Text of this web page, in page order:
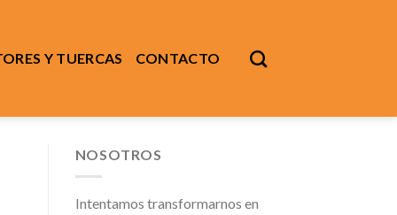
Y TUERCAS CONTACTO
NOSOTROS
Intentamos transformarnos en